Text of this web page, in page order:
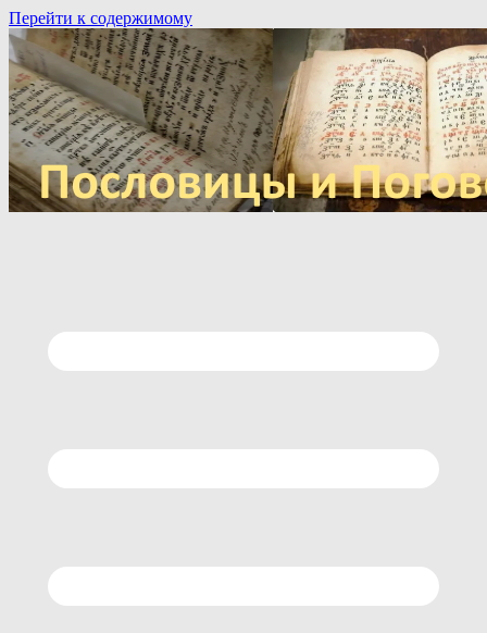
Перейти к содержимому